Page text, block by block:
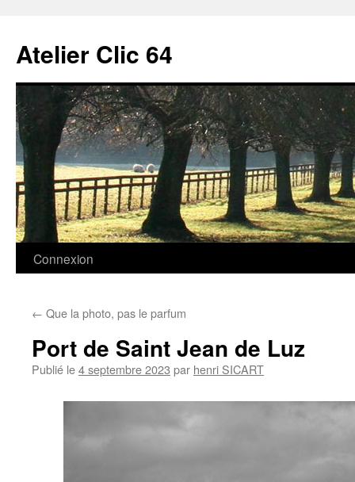
contenu
Atelier Clic 64
Connexion
← Que la photo, pas le parfum
Port de Saint Jean de Luz
Publié le4 septembre 2023 par henri SICART